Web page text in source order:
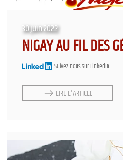
30 juin 2022
NIGAY AU FIL DES
Suivez-nous sur LinkedIn
LIRE L'ARTICLE